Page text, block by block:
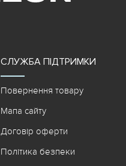
СЛУЖБА ПІДТРИМКИ
Повернення товару
Мапа сайту
Договір оферти
Політика безпеки